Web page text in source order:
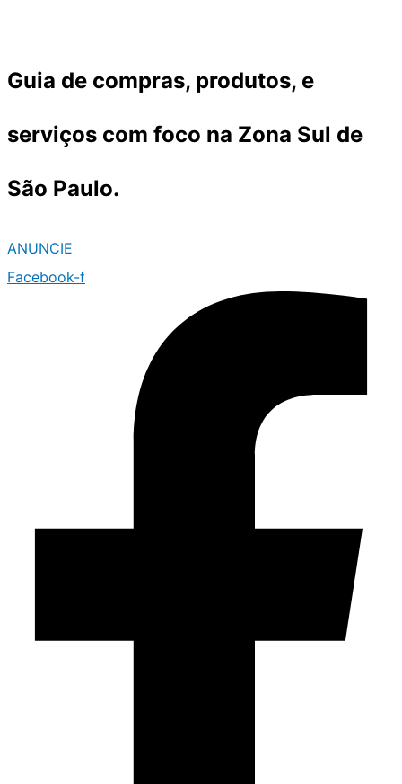
o
Guia de compras, produtos, e
serviços com foco na Zona Sul de
São Paulo.
ANUNCIE
Facebook-f